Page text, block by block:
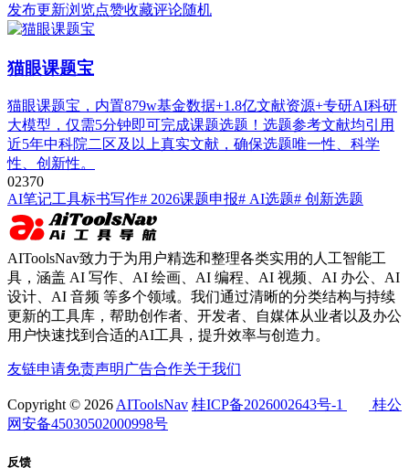
发布更新浏览点赞收藏评论随机
猫眼课题宝
猫眼课题宝，内置879w基金数据+1.8亿文献资源+专研AI科研
大模型，仅需5分钟即可完成课题选题！选题参考文献均引用
近5年中科院二区及以上真实文献，确保选题唯一性、科学
性、创新性。
02370
AI笔记工具标书写作# 2026课题申报# AI选题# 创新选题
AIToolsNav致力于为用户精选和整理各类实用的人工智能工
具，涵盖 AI 写作、AI 绘画、AI 编程、AI 视频、AI 办公、AI
设计、AI 音频 等多个领域。我们通过清晰的分类结构与持续
更新的工具库，帮助创作者、开发者、自媒体从业者以及办公
用户快速找到合适的AI工具，提升效率与创造力。
友链申请免责声明 广告合作关于我们
Copyright © 2026 AIToolsNav 桂ICP备2026002643号-1
桂公
网安备45030502000998号
反馈